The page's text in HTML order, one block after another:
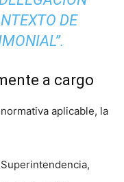
DE
a cargo
aplicable, la